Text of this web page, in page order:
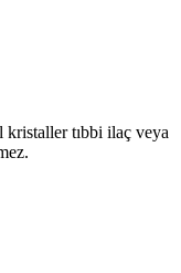
kristaller tıbbi ilaç veya